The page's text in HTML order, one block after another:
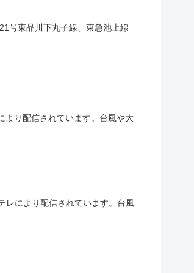
号東品川下丸子線、東急池上線
より配信されています。台風や大
レにより配信されています。台風